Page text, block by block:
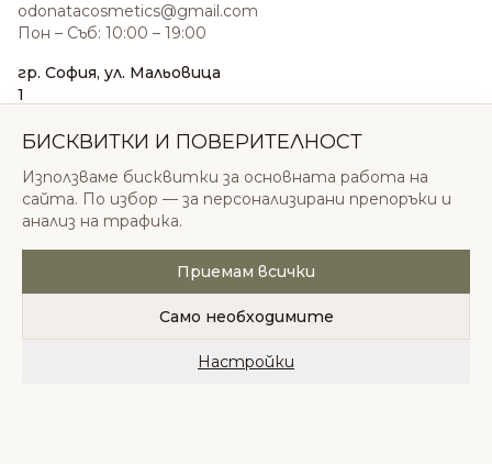
odonatacosmetics@gmail.com
Пон – Съб: 10:00 – 19:00
гр. София, ул. Мальовица
1
sales@odonatacosmetics.com
Нед: 11:00 – 18:00
© 2026 Одоната Козметикс ООД. Всички права
запазени.
Политика за поверителностОбщи условия
БИСКВИТКИ И ПОВЕРИТЕЛНОСТ
Използваме бисквитки за основната работа на
сайта. По избор — за персонализирани препоръки и
анализ на трафика.
Приемам всички
Само необходимите
Настройки